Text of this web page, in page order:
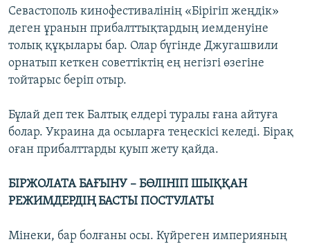
Севастополь кинофестивалінің «Бірігіп жеңдік»
деген ұранын прибалттықтардың иемденуіне
толық құқылары бар. Олар бүгінде Джугашвили
орнатып кеткен советтіктің ең негізгі өзегіне
тойтарыс беріп отыр.
Бұлай деп тек Балтық елдері туралы ғана айтуға
болар. Украина да осыларға теңескісі келеді. Бірақ
оған прибалттарды қуып жету қайда.
БІРЖОЛАТА БАҒЫНУ – БӨЛІНІП ШЫҚҚАН
РЕЖИМДЕРДІҢ БАСТЫ ПОСТУЛАТЫ
Мінеки, бар болғаны осы. Күйреген империяның